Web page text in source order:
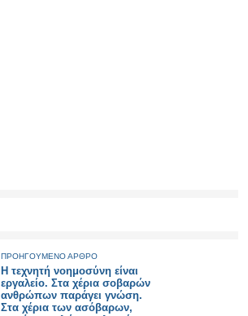
ΠΡΟΗΓΟΥΜΕΝΟ ΑΡΘΡΟ
Η τεχνητή νοημοσύνη είναι
εργαλείο. Στα χέρια σοβαρών
ανθρώπων παράγει γνώση.
Στα χέρια των ασόβαρων,